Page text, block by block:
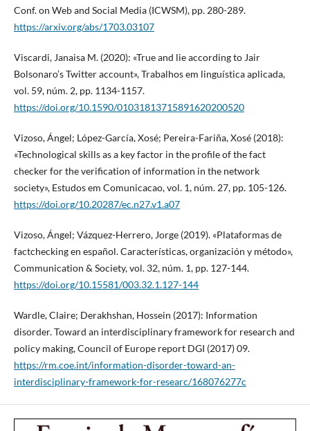
Conf. on Web and Social Media (ICWSM), pp. 280-289.
https://arxiv.org/abs/1703.03107
Viscardi, Janaisa M. (2020): «True and lie according to Jair
Bolsonaro’s Twitter account», Trabalhos em linguística aplicada,
vol. 59, núm. 2, pp. 1134-1157.
https://doi.org/10.1590/01031813715891620200520
Vizoso, Ángel; López-García, Xosé; Pereira-Fariña, Xosé (2018):
«Technological skills as a key factor in the profile of the fact
checker for the verification of information in the network
society», Estudos em Comunicacao, vol. 1, núm. 27, pp. 105-126.
https://doi.org/10.20287/ec.n27.v1.a07
Vizoso, Ángel; Vázquez-Herrero, Jorge (2019). «Plataformas de
factchecking en español. Características, organización y método»,
Communication & Society, vol. 32, núm. 1, pp. 127-144.
https://doi.org/10.15581/003.32.1.127-144
Wardle, Claire; Derakhshan, Hossein (2017): Information
disorder. Toward an interdisciplinary framework for research and
policy making, Council of Europe report DGI (2017) 09.
https://rm.coe.int/information-disorder-toward-an-
interdisciplinary-framework-for-researc/168076277c